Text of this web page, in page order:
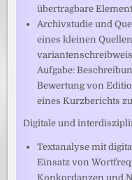
übertragbare
Archivstudie und
eines kleinen
Aufgabe:
Bewertung von
eines Kurzberichts
Digitale und
Textanalyse mit
Einsatz von
Konkordanzen und